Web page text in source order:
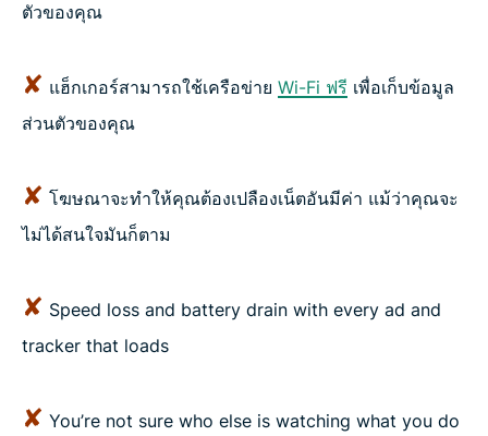
ตัวของคุณ
✘ แฮ็กเกอร์สามารถใช้เครือข่าย Wi-Fi ฟรี เพื่อเก็บข้อมูล
ส่วนตัวของคุณ
✘ โฆษณาจะทำให้คุณต้องเปลืองเน็ตอันมีค่า แม้ว่าคุณจะ
ไม่ได้สนใจมันก็ตาม
✘ Speed loss and battery drain with every ad and
tracker that loads
✘ You’re not sure who else is watching what you do